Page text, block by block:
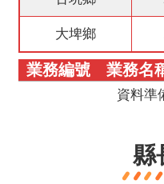
連
結
大埤鄉
業務編號 業務名
資料準
縣